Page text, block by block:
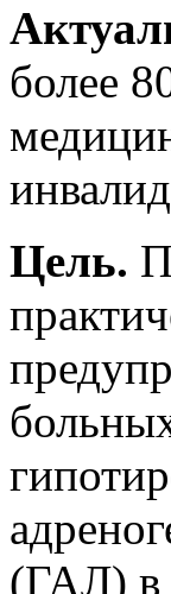
более
Цель.
(ГАЛ) в